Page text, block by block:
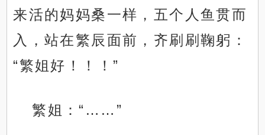
来活的妈妈桑一样，五个人鱼贯而
入，站在繁辰面前，齐刷刷鞠躬：
“繁姐好！！！”
繁姐：“……”